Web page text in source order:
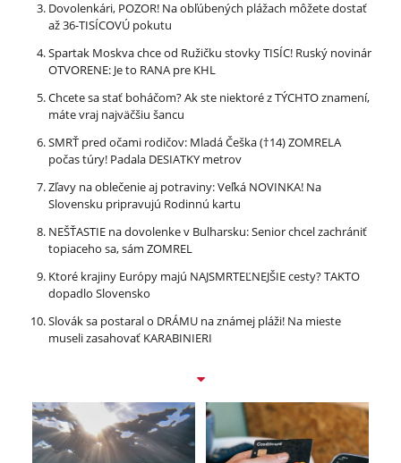
Dovolenkári, POZOR! Na obľúbených plážach môžete dostať
až 36-TISÍCOVÚ pokutu
Spartak Moskva chce od Ružičku stovky TISÍC! Ruský novinár
OTVORENE: Je to RANA pre KHL
Chcete sa stať boháčom? Ak ste niektoré z TÝCHTO znamení,
máte vraj najväčšiu šancu
SMRŤ pred očami rodičov: Mladá Češka (†14) ZOMRELA
počas túry! Padala DESIATKY metrov
Zľavy na oblečenie aj potraviny: Veľká NOVINKA! Na
Slovensku pripravujú Rodinnú kartu
NEŠŤASTIE na dovolenke v Bulharsku: Senior chcel zachrániť
topiaceho sa, sám ZOMREL
Ktoré krajiny Európy majú NAJSMRTEĽNEJŠIE cesty? TAKTO
dopadlo Slovensko
Slovák sa postaral o DRÁMU na známej pláži! Na mieste
museli zasahovať KARABINIERI